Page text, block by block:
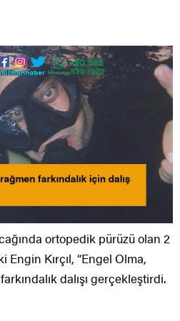
ortopedik pürüzü olan 2
Engin Kırçıl, “Engel Olma,
dalışı gerçekleştirdi.